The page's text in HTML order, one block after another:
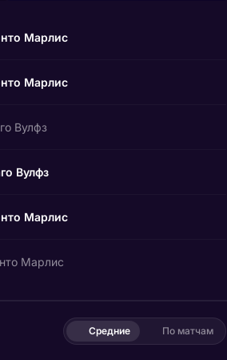
Марлис
Марлис
Вулфз
Вулфз
Марлис
Марлис
Средние По матчам